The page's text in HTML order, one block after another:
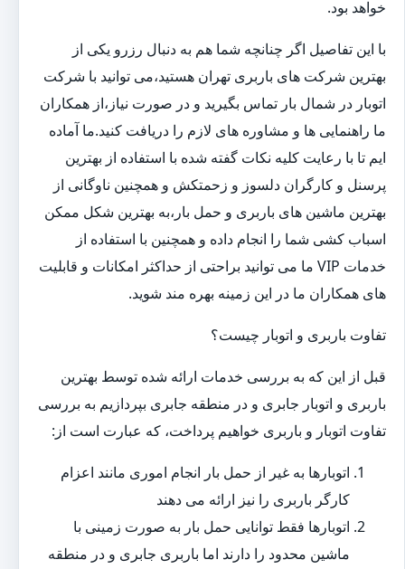
خواهد بود.
با این تفاصیل اگر چنانچه شما هم به دنبال رزرو یکی از
بهترین شرکت های باربری تهران هستید،می توانید با شرکت
اتوبار در شمال بار تماس بگیرید و در صورت نیاز،از همکاران
ما راهنمایی ها و مشاوره های لازم را دریافت کنید.ما آماده
ایم تا با رعایت کلیه نکات گفته شده با استفاده از بهترین
پرسنل و کارگران دلسوز و زحمتکش و همچنین ناوگانی از
بهترین ماشین های باربری و حمل بار،به بهترین شکل ممکن
اسباب کشی شما را انجام داده و همچنین با استفاده از
خدمات VIP ما می توانید براحتی از حداکثر امکانات و قابلیت
های همکاران ما در این زمینه بهره مند شوید.
تفاوت باربری و اتوبار چیست؟
قبل از این که به بررسی خدمات ارائه شده توسط بهترین
باربری و اتوبار جابری و در منطقه جابری بپردازیم به بررسی
تفاوت اتوبار و باربری خواهیم پرداخت، که عبارت است از:
اتوبارها به غیر از حمل بار انجام اموری مانند اعزام
کارگر باربری را نیز ارائه می دهند
اتوبارها فقط توانایی حمل بار به صورت زمینی با
ماشین محدود را دارند اما باربری جابری و در منطقه